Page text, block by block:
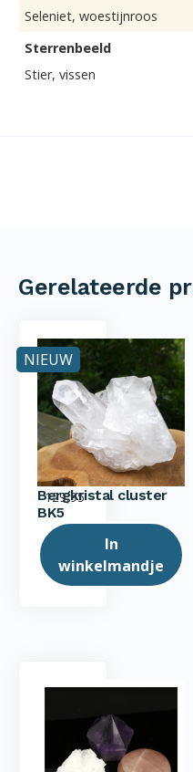
Seleniet, woestijnroos
Sterrenbeeld
Stier, vissen
Gerelateerde
NIEUW
Bergkristal cluster
BK5
129,95
In
winkelmandje